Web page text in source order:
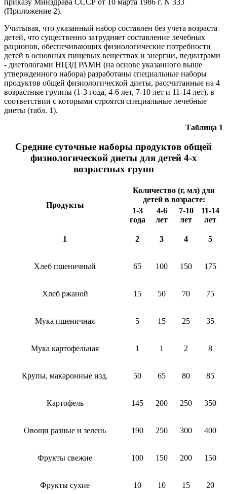
(Приложение 2).
Учитывая, что указанный набор составлен без учета возраста
детей, что существенно затрудняет составление лечебных
рационов, обеспечивающих физиологические потребности
детей в основных пищевых веществах и энергии, педиатрами
- диетологами НЦЗД РАМН (на основе указанного выше
утвержденного набора) разработаны специальные наборы
продуктов общей физиологической диеты, рассчитанные на 4
возрастные группы (1-3 года, 4-6 лет, 7-10 лет и 11-14 лет), в
соответствии с которыми строятся специальные лечебные
диеты (табл. 1).
Таблица 1
Средние суточные наборы продуктов общей
физиологической диеты для детей 4-х
возрастных групп
Продукты
Количество (г, мл) для
детей в возрасте:
1-3
года
4-6
лет
7-10
лет
11-14
лет
1 2 3 4 5
Хлеб пшеничный 65 100 150 175
Хлеб ржаной 15 50 70 75
Мука пшеничная 5 15 25 35
Мука картофельная 1 1 2 8
Крупы, макаронные изд. 50 65 80 85
Картофель 145 200 250 350
Овощи разные и зелень 190 250 300 400
Фрукты свежие 100 150 200 150
Фрукты сухие 10 10 15 20